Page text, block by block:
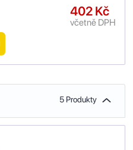
402 Kč
včetně DPH
5 Produkty